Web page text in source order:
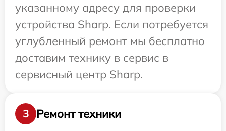
указанному адресу для проверки
устройства Sharp. Если потребуется
углубленный ремонт мы бесплатно
доставим технику в сервис в
сервисный центр Sharp.
3
Ремонт техники